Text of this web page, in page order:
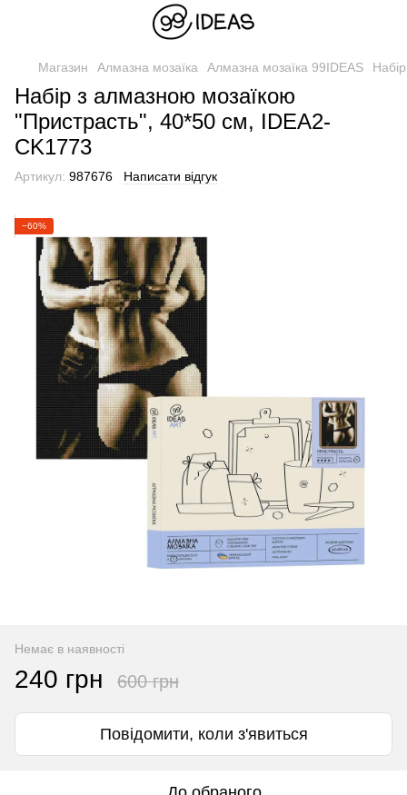
Магазин Алмазна мозаїка Алмазна мозаїка 99IDEAS
Набір з алмазною мозаїкою
"Пристрасть", 40*50 см, IDEA2-
CK1773
Артикул: 987676 Написати відгук
−60%
Немає в наявності
240 грн 600 грн
Повідомити, коли з'явиться